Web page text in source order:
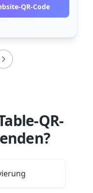
QR-Code
QR-